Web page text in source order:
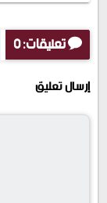
تعليقات: 0
إرسال تعليق